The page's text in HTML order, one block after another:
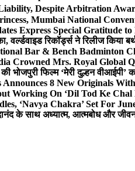
Despite Arbitration
Mumbai National
Express Special Gratitude
वर्ल्डवाइड रिकॉर्ड्स ने रिलीज किया
Bar & Bench Badminton
Crowned Mrs. Royal Global
की भोजपुरी फिल्म ‘मेरी दुल्हन
Announces 8 New Originals
Working On ‘Dil Tod Ke
‘Navya Chakra’ Set For
के साथ अध्यात्म, आत्मबोध और